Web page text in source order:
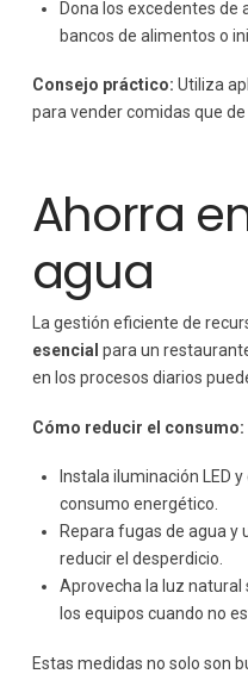
Dona los excedentes de
bancos de alimentos o
Consejo práctico: Utiliza
para vender comidas que
Ahorra
agua
La gestión eficiente de
esencial para un
en los procesos diarios
Cómo reducir el consumo:
Instala iluminación LED
consumo energético.
Repara fugas de agua y
reducir el desperdicio.
Aprovecha la luz natural
los equipos cuando no
Estas medidas no solo son